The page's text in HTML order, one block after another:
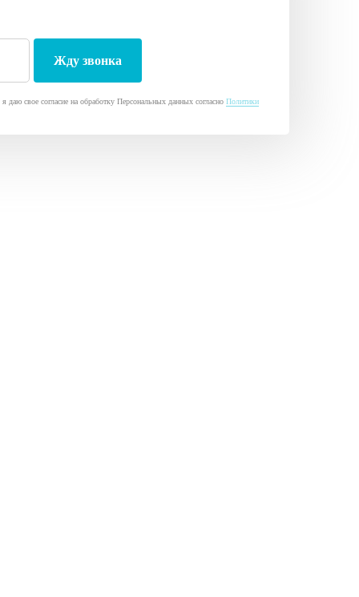
свое согласие на обработку Персональных данных согласно Политики